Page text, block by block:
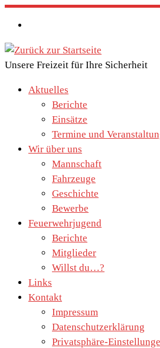
Zum
Inhalt
springen
Unsere Freizeit für Ihre Sicherheit
Aktuelles
Berichte
Einsätze
Termine und
Wir über uns
Mannschaft
Fahrzeuge
Geschichte
Bewerbe
Feuerwehrjugend
Berichte
Mitglieder
Willst du…?
Links
Kontakt
Impressum
Datenschutzerklärung
Privatsphäre-